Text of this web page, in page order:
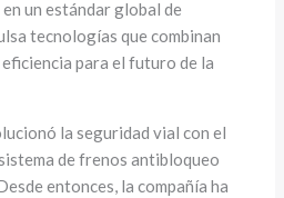
un estándar global de
tecnologías que combinan
para el futuro de la
la seguridad vial con el
de frenos antibloqueo
entonces, la compañía ha